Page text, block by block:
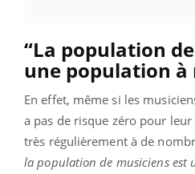
“La population
une population à
En effet, même si les
a pas de risque zéro pour
très régulièrement à de
la population de musiciens est